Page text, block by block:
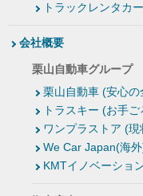
トラックレンタカー
会社概要
栗山自動車グループ
栗山自動車 (安心
トラスキー (お手
ワンプラストア (
We Car Japan(海
KMTイノベーショ